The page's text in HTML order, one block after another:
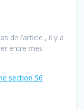
de l’article , il y a
entre mes
section S6